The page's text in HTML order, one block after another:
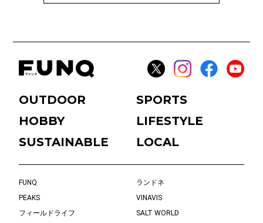
OUTDOOR
SPORTS
HOBBY
LIFESTYLE
SUSTAINABLE
LOCAL
FUNQ
ランドネ
PEAKS
VINAVIS
フィールドライフ
SALT WORLD